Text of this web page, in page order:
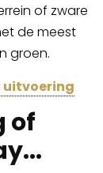
of zware
de meest
groen.
uitvoering
of